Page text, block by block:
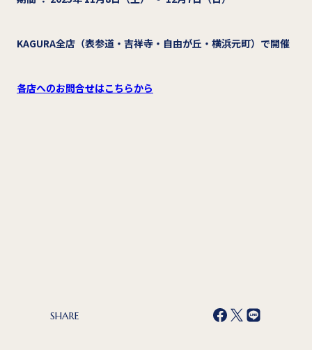
KAGURA全店（表参道・吉祥寺・自由が丘・横浜元町）で開催
各店へのお問合せはこちらから
SHARE